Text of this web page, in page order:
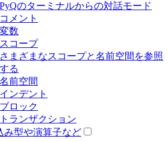
PyQのターミナルからの対話モード
コメント
変数
スコープ
さまざまなスコープと名前空間を参照
する
名前空間
インデント
ブロック
トランザクション
み型や演算子など